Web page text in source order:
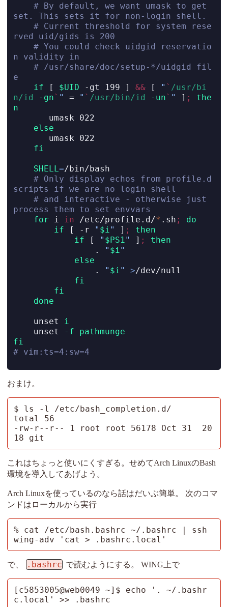
# By default, we want umask to get
set. This sets it for non-login shell.
# Current threshold for system rese
rved uid/gids is 200
# You could check uidgid reservatio
n validity in
# /usr/share/doc/setup-*/uidgid fil
e
if
[ $UID -gt 199 ] && [ " ` /usr/bi
n/id
-gn` " = " ` /usr/bin/id -un` " ] ;
the
n
umask 022
else
umask 022
fi
SHELL =/bin/bash
# Only display echos from profile.d
scripts if we are no login shell
# and interactive - otherwise just
process them to set envvars
for i in /etc/profile.d/* .sh ;
do
if
[ -r " $i " ] ;
then
if
[ " $PS1 " ] ;
then
.
" $i "
else
.
" $i " >/dev/null
fi
fi
done
unset
i
unset
-f
pathmunge
fi
# vim:ts=4:sw=4
おまけ。
$ ls -l /etc/bash_completion.d/
total 56
-rw-r--r-- 1 root root 56178 Oct 31  20
18 git
これはちょっと使いにくすぎる。せめてArch LinuxのBash
環境を導入してあげよう。
Arch Linuxを使っているのなら話はだいぶ簡単。 次のコマ
ンドはローカルから実行
% cat /etc/bash.bashrc ~/.bashrc | ssh
wing-adv 'cat > .bashrc.local'
で、 .bashrc で読むようにする。 WING上で
[c5853005@web0049 ~]$ echo '. ~/.bashr
c.local' >> .bashrc